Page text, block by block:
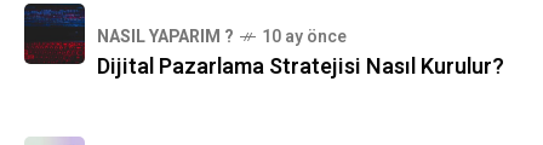
NASIL YAPARIM ? 10 ay önce
Dijital Pazarlama Stratejisi Nasıl Kurulur?